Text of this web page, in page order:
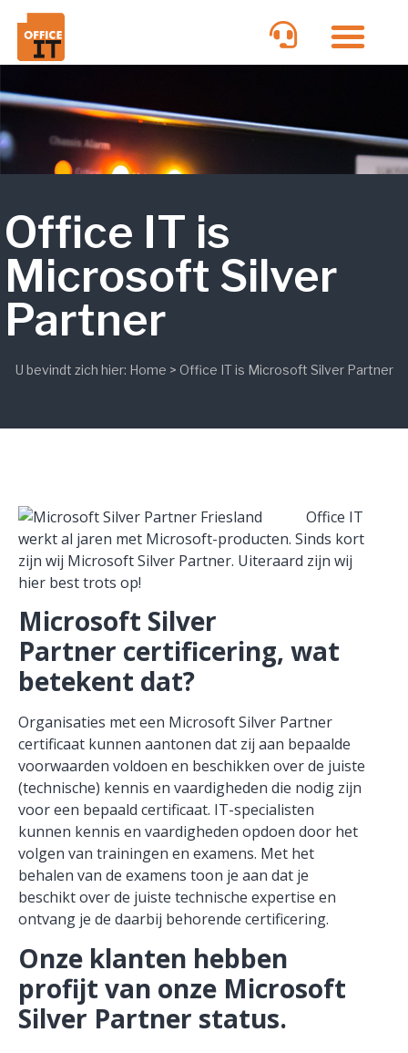
Office IT is
Microsoft Silver
Partner
U bevindt zich hier: Home > Office IT is Microsoft Silver Partner
Office IT
werkt al jaren met Microsoft-producten. Sinds kort
zijn wij MicrosoftSilver Partner. Uiteraard zijn wij
hier best trots op!
Microsoft Silver
Partner certificering, wat
betekent dat?
Organisaties met een Microsoft Silver Partner
certificaat kunnen aantonen dat zij aan bepaalde
voorwaarden voldoen en beschikken overde juiste
(technische) kennis en vaardigheden die nodig zijn
voor een bepaald certificaat. IT-specialisten
kunnen kennis en vaardigheden opdoen door het
volgen van trainingen en examens. Met het
behalen van de examens toon je aan dat je
beschikt over de juiste technische expertise en
ontvang je de daarbij behorende certificering.
Onze klanten hebben
profijt van onze Microsoft
Silver Partner status.